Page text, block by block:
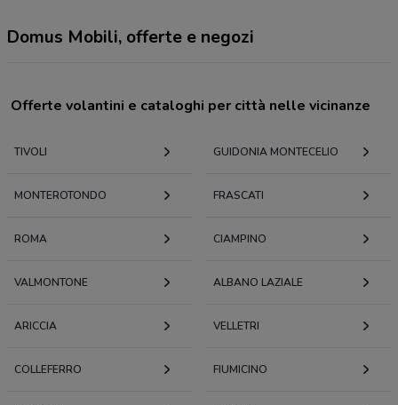
Domus Mobili, offerte e negozi
Offerte volantini e cataloghi per città nelle vicinanze
TIVOLI GUIDONIA MONTECELIO
MONTEROTONDO FRASCATI
ROMA CIAMPINO
VALMONTONE ALBANO LAZIALE
ARICCIA VELLETRI
COLLEFERRO FIUMICINO